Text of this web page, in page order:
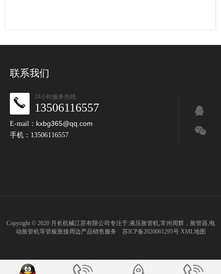
联系我们
24小时服务热线
13506116557
E-mail： kxbg365@qq.com
手机：13506116557
Copyright © 2020 月长机械江苏有限公司专注于:液压胀管机,常州周辉， 胀管器,电
动胀管机等管板胀接周边产品销售服务 苏ICP备2020061295号 XML地图